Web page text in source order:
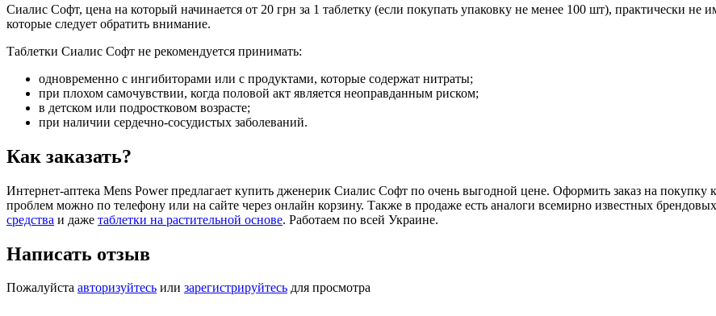
Сиалис Софт, цена на который начинается от 20 грн за 1 таблетку (если покупать упаковку не менее 100 шт), практически не
которые следует обратить внимание.
Таблетки Сиалис Софт не рекомендуется принимать:
одновременно с ингибиторами или с продуктами, которые содержат нитраты;
при плохом самочувствии, когда половой акт является неоправданным риском;
в детском или подростковом возрасте;
при наличии сердечно-сосудистых заболеваний.
Как заказать?
Интернет-аптека Mens Power предлагает купить дженерик Сиалис Софт по очень выгодной цене. Оформить заказ на
проблем можно по телефону или на сайте через онлайн корзину. Также в продаже есть аналоги всемирно известных
средства и даже таблетки на растительной основе. Работаем по всей Украине.
Написать отзыв
Пожалуйста авторизуйтесь или зарегистрируйтесь для просмотра